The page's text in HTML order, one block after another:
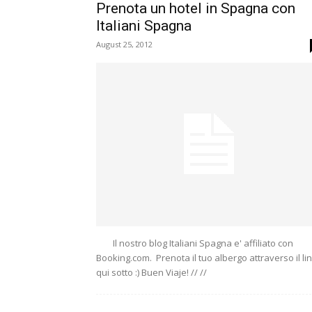
Prenota un hotel in Spagna con
Italiani Spagna
August 25, 2012
Il nostro blog Italiani Spagna e' affiliato con
Booking.com. Prenota il tuo albergo attraverso il
qui sotto :) Buen Viaje! // //